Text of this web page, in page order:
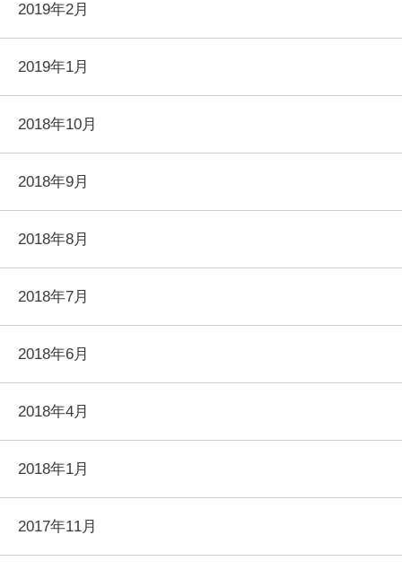
2019年2月
2019年1月
2018年10月
2018年9月
2018年8月
2018年7月
2018年6月
2018年4月
2018年1月
2017年11月